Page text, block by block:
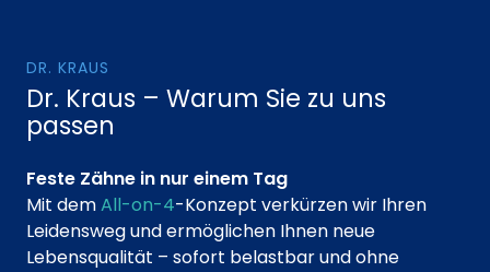
DR. KRAUS
Dr. Kraus – Warum Sie zu uns
passen
Feste Zähne in nur einem Tag
Mit demAll-on-4-Konzept verkürzen wir Ihren
Leidensweg und ermöglichen Ihnen neue
Lebensqualität – sofort belastbar und ohne